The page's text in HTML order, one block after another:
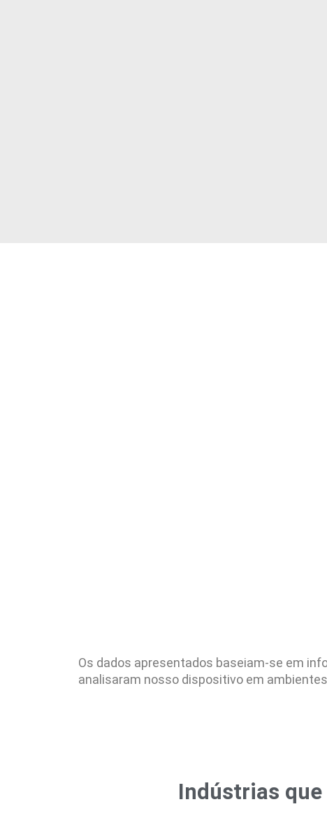
Os dados apresentados baseiam-se em
analisaram nosso dispositivo em
Indústrias